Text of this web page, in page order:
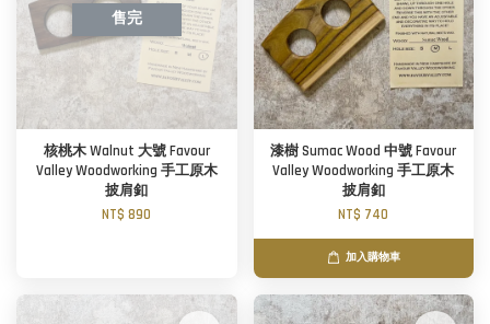
售完
核桃木 Walnut 大號 Favour
Valley Woodworking 手工原木
披肩釦
NT$ 890
漆樹 Sumac Wood 中號 Favour
Valley Woodworking 手工原木
披肩釦
NT$ 740
加入購物車